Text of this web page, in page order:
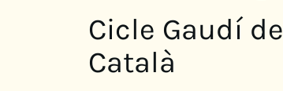
Cicle Gaudí
Català